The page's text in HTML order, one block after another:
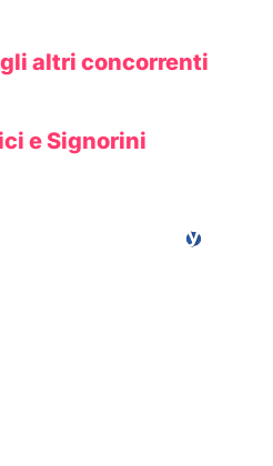
gli altri concorrenti
e Signorini